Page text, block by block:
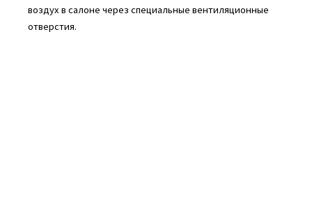
воздух в салоне через специальные вентиляционные
отверстия.